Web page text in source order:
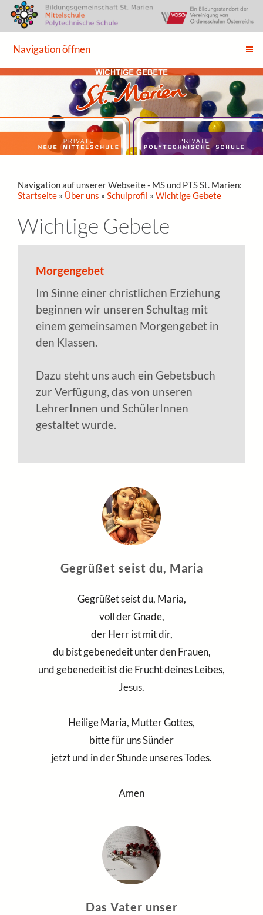
Navigation öffnen
Navigation auf unserer Webseite - MS und PTS St. Marien:
Startseite » Über uns » Schulprofil » Wichtige Gebete
Wichtige Gebete
Morgengebet
Im Sinne einer christlichen Erziehung
beginnen wir unseren Schultag mit
einem gemeinsamen Morgengebet in
den Klassen.
Dazu steht uns auch ein Gebetsbuch
zur Verfügung, das von unseren
LehrerInnen und SchülerInnen
gestaltet wurde.
Gegrüßet seist du, Maria
Gegrüßet seist du, Maria,
voll der Gnade,
der Herr ist mit dir,
du bist gebenedeit unter den Frauen,
und gebenedeit ist die Frucht deines Leibes,
Jesus.
Heilige Maria, Mutter Gottes,
bitte für uns Sünder
jetzt und in der Stunde unseres Todes.
Amen
Das Vater unser